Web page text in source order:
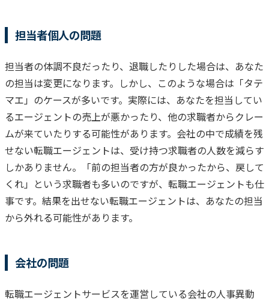
担当者個人の問題
担当者の体調不良だったり、退職したりした場合は、あなた
の担当は変更になります。 しかし、このような場合は「タテ
マエ」のケースが多いです。 実際には、あなたを担当してい
るエージェントの売上が悪かったり、他の求職者からクレー
ムが来ていたりする可能性があります。 会社の中で成績を残
せない転職エージェントは、受け持つ求職者の人数を減らす
しかありません。
「前の担当者の方が良かったから、戻して
くれ」という求職者も多いのですが、転職エージェントも仕
事です。 結果を出せない転職エージェントは、あなたの担当
から外れる可能性があります。
会社の問題
転職エージェントサービスを運営している会社の人事異動